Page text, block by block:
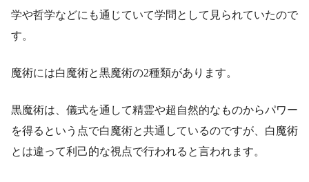
学や哲学などにも通じていて学問として見られていたので
す。
魔術には白魔術と黒魔術の2種類があります。
黒魔術は、儀式を通して精霊や超自然的なものからパワー
を得るという点で白魔術と共通しているのですが、白魔術
とは違って利己的な視点で行われると言われます。